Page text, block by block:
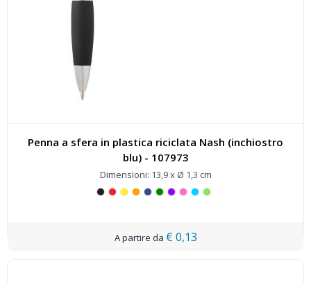
Penna a sfera in plastica riciclata Nash (inchiostro
blu) - 107973
Dimensioni: 13,9 x Ø 1,3 cm
€ 0,13